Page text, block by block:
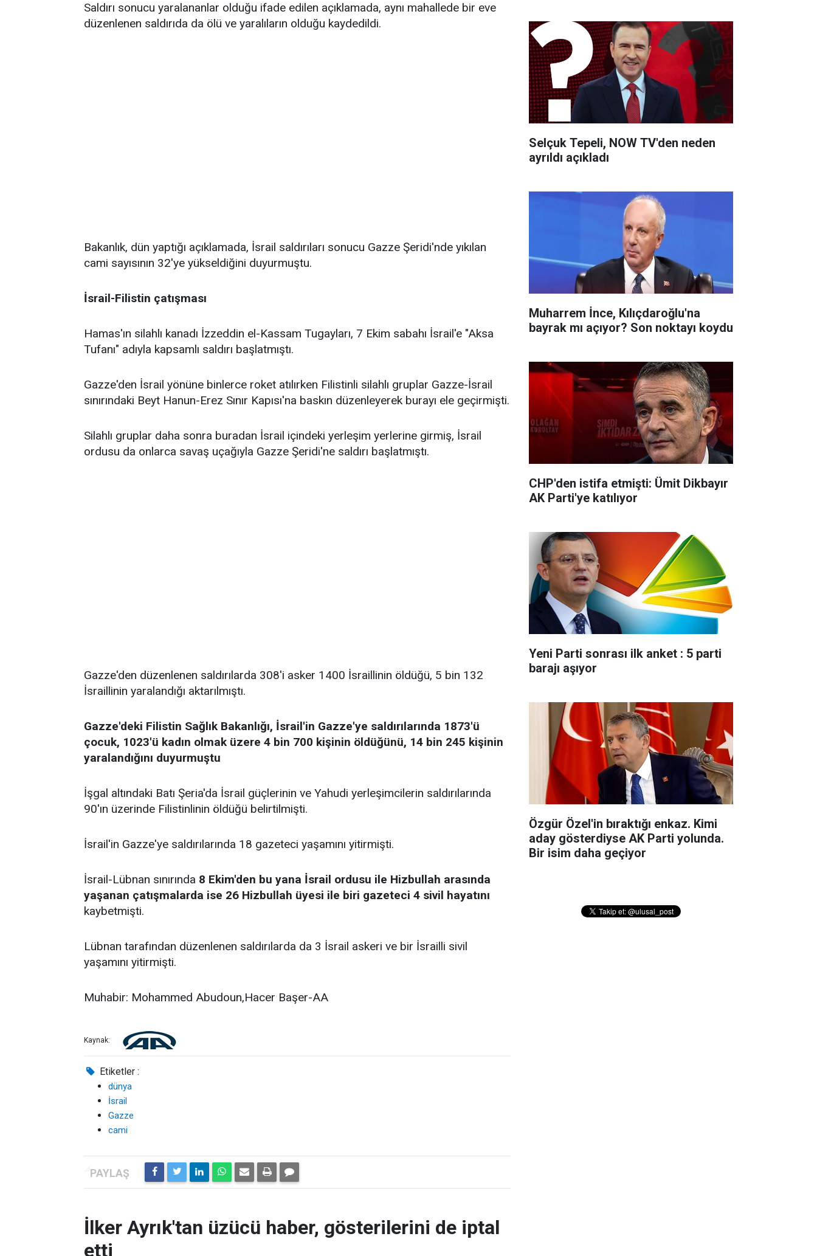
Saldırı sonucu yaralananlar olduğu ifade edilen açıklamada, aynı mahallede bir eve
düzenlenen saldırıda da ölü ve yaralıların olduğu kaydedildi.
Bakanlık, dün yaptığı açıklamada, İsrail saldırıları sonucu Gazze Şeridi'nde yıkılan
cami sayısının 32'ye yükseldiğini duyurmuştu.
İsrail-Filistin çatışması
Hamas'ın silahlı kanadı İzzeddin el-Kassam Tugayları, 7 Ekim sabahı İsrail'e "Aksa
Tufanı" adıyla kapsamlı saldırı başlatmıştı.
Gazze'den İsrail yönüne binlerce roket atılırken Filistinli silahlı gruplar Gazze-İsrail
sınırındaki Beyt Hanun-Erez Sınır Kapısı'na baskın düzenleyerek burayı ele geçirmişti.
Silahlı gruplar daha sonra buradan İsrail içindeki yerleşim yerlerine girmiş, İsrail
ordusu da onlarca savaş uçağıyla Gazze Şeridi'ne saldırı başlatmıştı.
Gazze'den düzenlenen saldırılarda 308'i asker 1400 İsraillinin öldüğü, 5 bin 132
İsraillinin yaralandığı aktarılmıştı.
Gazze'deki Filistin Sağlık Bakanlığı, İsrail'in Gazze'ye saldırılarında 1873'ü
çocuk, 1023'ü kadın olmak üzere 4 bin 700 kişinin öldüğünü, 14 bin 245 kişinin
yaralandığını duyurmuştu
İşgal altındaki Batı Şeria'da İsrail güçlerinin ve Yahudi yerleşimcilerin saldırılarında
90'ın üzerinde Filistinlinin öldüğü belirtilmişti.
İsrail'in Gazze'ye saldırılarında 18 gazeteci yaşamını yitirmişti.
İsrail-Lübnan sınırında 8 Ekim'den bu yana İsrail ordusu ile Hizbullah arasında
yaşanan çatışmalarda ise 26 Hizbullah üyesi ile biri gazeteci 4 sivil hayatını
kaybetmişti.
Lübnan tarafından düzenlenen saldırılarda da 3 İsrail askeri ve bir İsrailli sivil
yaşamını yitirmişti.
Muhabir: Mohammed Abudoun,Hacer Başer-AA
Kaynak:
Etiketler :
dünya
İsrail
Gazze
cami
İlker Ayrık'tan üzücü haber, gösterilerini de iptal
etti
Selçuk Tepeli, NOW TV'den neden
ayrıldı açıkladı
Muharrem İnce, Kılıçdaroğlu'na
bayrak mı açıyor? Son noktayı koydu
CHP'den istifa etmişti: Ümit Dikbayır
AK Parti'ye katılıyor
Yeni Parti sonrası ilk anket : 5 parti
barajı aşıyor
Özgür Özel'in bıraktığı enkaz. Kimi
aday gösterdiyse AK Parti yolunda.
Bir isim daha geçiyor